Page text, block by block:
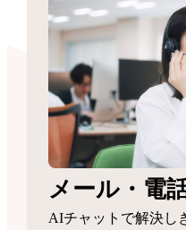
メール・電
AIチャットで解決し